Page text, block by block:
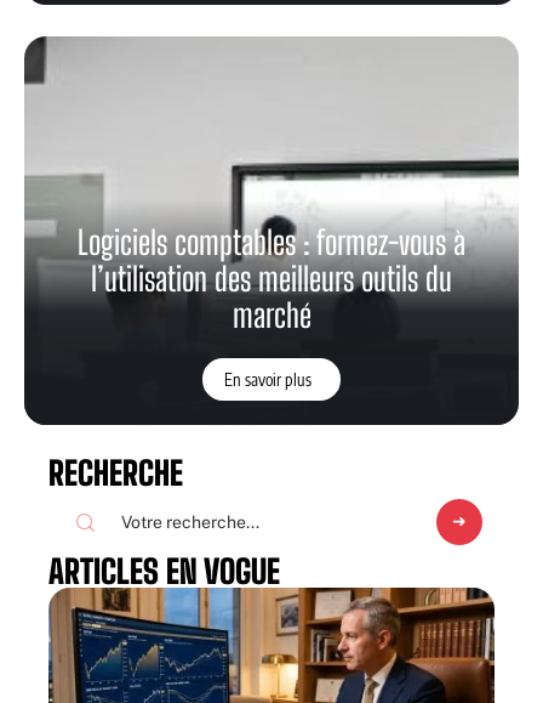
Logiciels comptables : formez-vous à
l’utilisation des meilleurs outils du
marché
En savoir plus
RECHERCHE
ARTICLES EN VOGUE